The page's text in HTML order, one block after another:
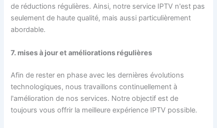
de réductions régulières. Ainsi, notre service IPTV n'est pas
seulement de haute qualité, mais aussi particulièrement
abordable.
7. mises à jour et améliorations régulières
Afin de rester en phase avec les dernières évolutions
technologiques, nous travaillons continuellement à
l'amélioration de nos services. Notre objectif est de
toujours vous offrir la meilleure expérience IPTV possible.